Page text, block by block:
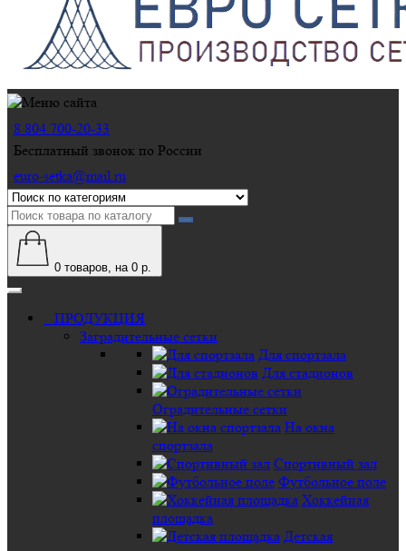
8 804 700-20-33
Бесплатный звонок по России
euro-setka@mail.ru
0 товаров, на 0 р.
ПРОДУКЦИЯ
Заградительные сетки
Для спортзала
Для стадионов
Оградительные сетки
На окна
спортзала
Спортивный зал
Футбольное поле
Хоккейная
площадка
Детская